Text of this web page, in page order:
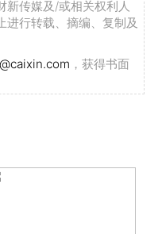
新传媒及/或相关权利人
进行转载、摘编、复制及
，获得书面